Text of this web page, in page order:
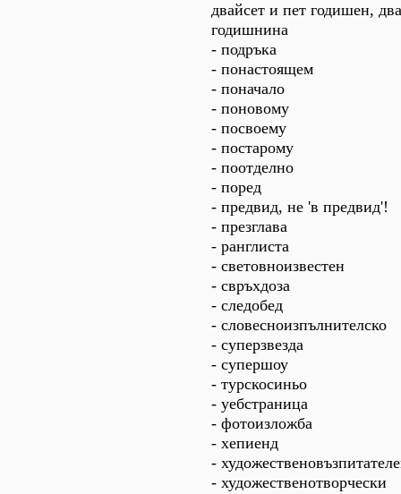
двайсет и пет годишен,
годишнина
- подръка
- понастоящем
- поначало
- поновому
- посвоему
- постарому
- поотделно
- поред
- предвид, не 'в предвид'!
- презглава
- ранглиста
- световноизвестен
- свръхдоза
- следобед
- словесноизпълнителско
- суперзвезда
- супершоу
- турскосиньо
- уебстраница
- фотоизложба
- хепиенд
-
- художественотворчески